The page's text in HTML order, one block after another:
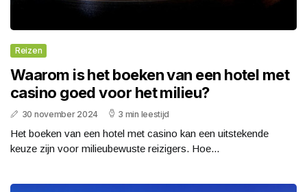
Reizen
Waarom is het boeken van een hotel met
casino goed voor het milieu?
30 november 2024 3 min leestijd
Het boeken van een hotel met casino kan een uitstekende
keuze zijn voor milieubewuste reizigers. Hoe...